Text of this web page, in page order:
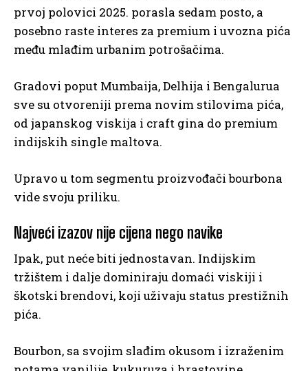
prvoj polovici 2025. porasla sedam posto, a
posebno raste interes za premium i uvozna pića
među mlađim urbanim potrošačima.
Gradovi poput Mumbaija, Delhija i Bengalurua
sve su otvoreniji prema novim stilovima pića,
od japanskog viskija i craft gina do premium
indijskih single maltova.
Upravo u tom segmentu proizvođači bourbona
vide svoju priliku.
Najveći izazov nije cijena nego navike
Ipak, put neće biti jednostavan. Indijskim
tržištem i dalje dominiraju domaći viskiji i
škotski brendovi, koji uživaju status prestižnih
pića.
Bourbon, sa svojim slađim okusom i izraženim